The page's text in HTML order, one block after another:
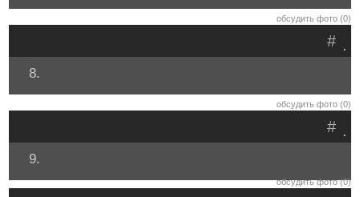
обсудить фото (0)
.
#
8.
обсудить фото (0)
.
#
9.
обсудить фото (0)